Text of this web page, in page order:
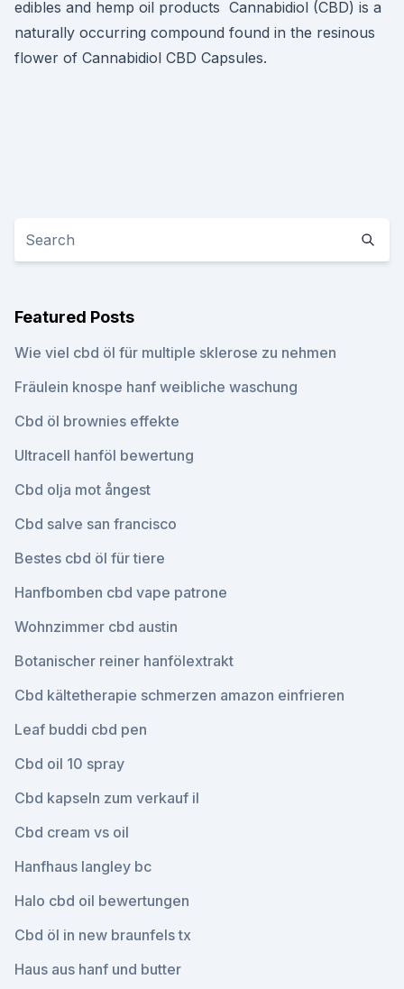
edibles and hemp oil products Cannabidiol (CBD) is a
naturally occurring compound found in the resinous
flower of Cannabidiol CBD Capsules.
Featured Posts
Wie viel cbd öl für multiple sklerose zu nehmen
Fräulein knospe hanf weibliche waschung
Cbd öl brownies effekte
Ultracell hanföl bewertung
Cbd olja mot ångest
Cbd salve san francisco
Bestes cbd öl für tiere
Hanfbomben cbd vape patrone
Wohnzimmer cbd austin
Botanischer reiner hanfölextrakt
Cbd kältetherapie schmerzen amazon einfrieren
Leaf buddi cbd pen
Cbd oil 10 spray
Cbd kapseln zum verkauf il
Cbd cream vs oil
Hanfhaus langley bc
Halo cbd oil bewertungen
Cbd öl in new braunfels tx
Haus aus hanf und butter